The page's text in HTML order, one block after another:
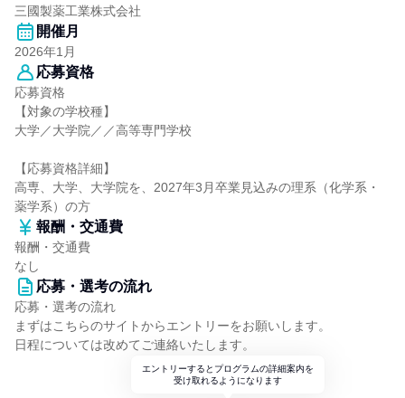
三國製薬工業株式会社
開催月
2026年1月
応募資格
応募資格
【対象の学校種】
大学／大学院／／高等専門学校
【応募資格詳細】
高専、大学、大学院を、2027年3月卒業見込みの理系（化学系・
薬学系）の方
報酬・交通費
報酬・交通費
なし
応募・選考の流れ
応募・選考の流れ
まずはこちらのサイトからエントリーをお願いします。
日程については改めてご連絡いたします。
エントリーするとプログラムの詳細案内を
受け取れるようになります